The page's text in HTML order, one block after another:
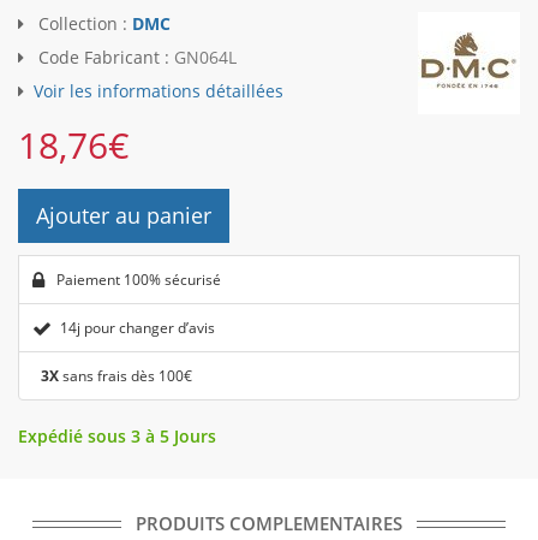
Collection : DMC
Code Fabricant : GN064L
Voir les informations détaillées
18,76€
Ajouter au panier
Paiement 100% sécurisé
14j pour changer d’avis
3Xsans frais dès 100€
Expédié sous 3 à 5 Jours
PRODUITS COMPLEMENTAIRES